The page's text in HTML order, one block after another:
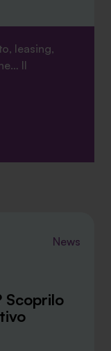
leasing,
Il
News
Scoprilo